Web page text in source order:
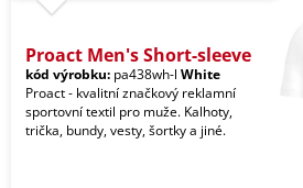
Proact Men's Short-sleeve
kód výrobku: pa438wh-l White
Proact - kvalitní značkový reklamní
sportovní textil pro muže. Kalhoty,
trička, bundy, vesty, šortky a jiné.